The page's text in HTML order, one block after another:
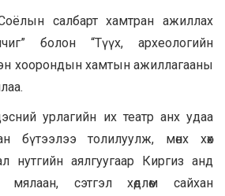
салбарт хамтран ажиллах
болон “Түүх, археологийн
хоорондын хамтын ажиллагааны
урлагийн их театр анх удаа
бүтээлээ толилуулж, мөнх хөх
нутгийн аялгуугаар Киргиз анд
мялаан, сэтгэл хөдлөм сайхан